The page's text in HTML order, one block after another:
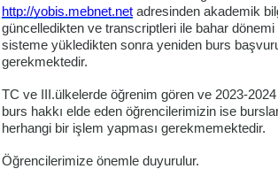
http://yobis.mebnet.net adresinden akademik
güncelledikten ve transcriptleri ile bahar
sisteme yükledikten sonra yeniden burs
gerekmektedir.
TC ve III.ülkelerde öğrenim gören ve 2023-
burs hakkı elde eden öğrencilerimizin ise
herhangi bir işlem yapması gerekmemektedir.
Öğrencilerimize önemle duyurulur.